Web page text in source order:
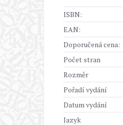
ISBN:
EAN:
Doporučená cena:
Počet stran
Rozměr
Pořadí vydání
Datum vydání
Jazyk